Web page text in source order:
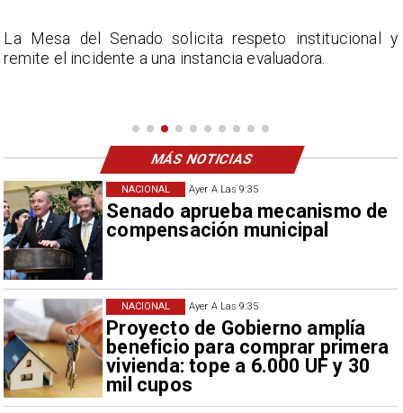
Ayer A Las 9:35
Senado aprueba mecanismo de
compensación municipal
NACIONAL
Ayer A Las 9:35
Proyecto de Gobierno amplía
beneficio para comprar primera
vivienda: tope a 6.000 UF y 30
mil cupos
NACIONAL
La Mesa del Senado solicita respeto institucional y
remite el incidente a una instancia evaluadora.
MÁS NOTICIAS